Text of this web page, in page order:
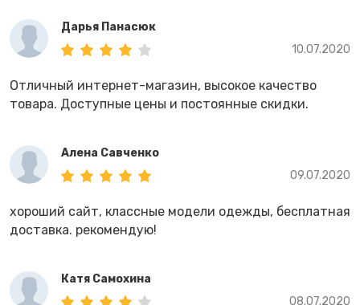
Дарья Панасюк
10.07.2020
Отличный интернет-магазин, высокое качество
товара. Доступные цены и постоянные скидки.
Алена Савченко
09.07.2020
хороший сайт, классные модели одежды, бесплатная
доставка. рекомендую!
Катя Самохина
08.07.2020